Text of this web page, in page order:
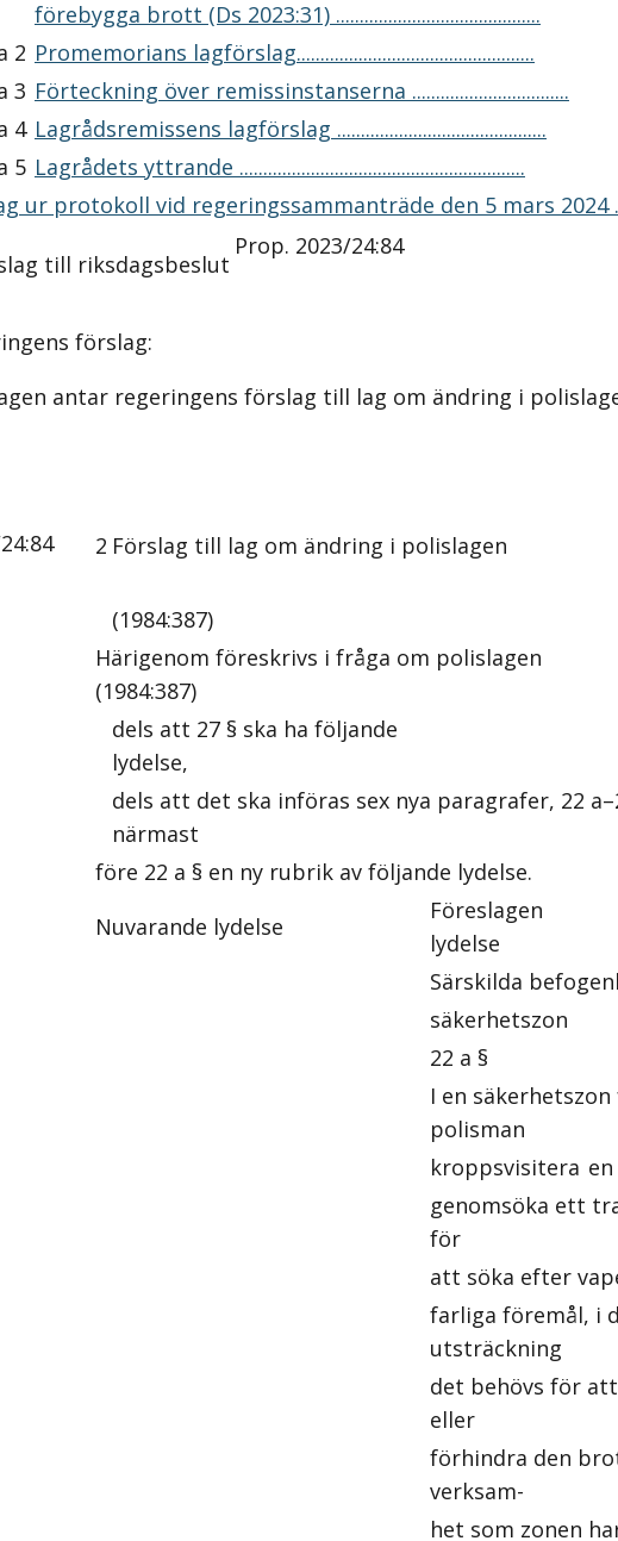
förebygga brott (Ds 2023:31) ...........................................
2 Promemorians lagförslag..................................................
3 Förteckning över remissinstanserna .................................
4 Lagrådsremissens lagförslag ............................................
5 Lagrådets yttrande ............................................................
ur protokoll vid regeringssammanträde den 5 mars 2024
till riksdagsbeslut
Prop. 2023/24:84
förslag:
antar regeringens förslag till lag om ändring i
2 Förslag till lag om ändring i polislagen
(1984:387)
Härigenom föreskrivs i fråga om polislagen
(1984:387)
dels att 27 § ska ha följande
lydelse,
dels att det ska införas sex nya paragrafer, 22
närmast
före 22 a § en ny rubrik av följande lydelse.
Nuvarande lydelse
Föreslagen
lydelse
Särskilda
säkerhetszon
22 a §
I en säkerhetszon
polisman
kroppsvisitera en
genomsöka ett
för
att söka efter
farliga föremål, i
utsträckning
det behövs för
eller
förhindra den
verksam-
het som zonen